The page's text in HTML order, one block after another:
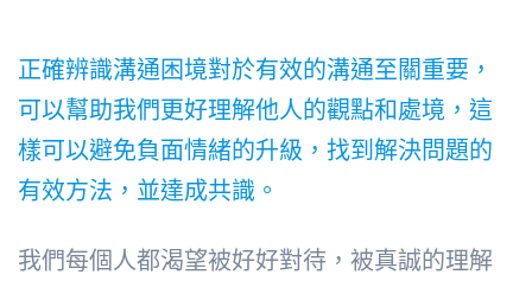
正確辨識溝通困境對於有效的溝通至關重要，
可以幫助我們更好理解他人的觀點和處境，這
樣可以避免負面情緒的升級，找到解決問題的
有效方法，並達成共識。
我們每個人都渴望被好好對待，被真誠的理解